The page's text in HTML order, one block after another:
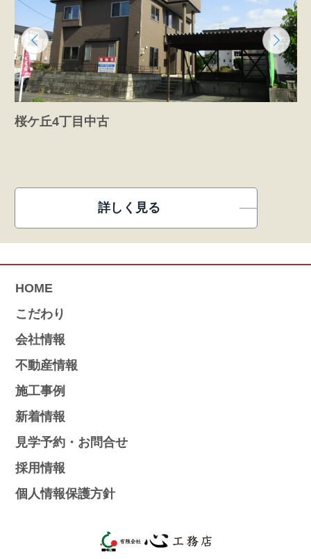
桜ケ丘4丁目中古
詳しく見る
HOME
こだわり
会社情報
不動産情報
施工事例
新着情報
見学予約・お問合せ
採用情報
個人情報保護方針